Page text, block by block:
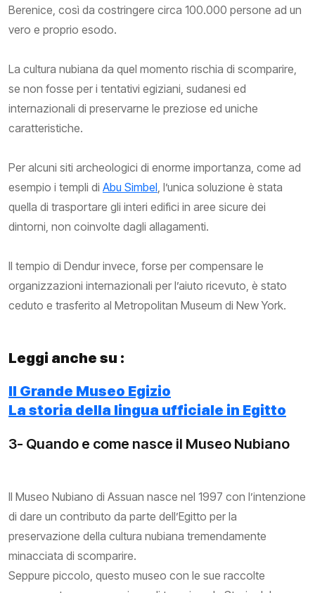
Berenice, così da costringere circa 100.000 persone ad un
vero e proprio esodo.
La cultura nubiana da quel momento rischia di scomparire,
se non fosse per i tentativi egiziani, sudanesi ed
internazionali di preservarne le preziose ed uniche
caratteristiche.
Per alcuni siti archeologici di enorme importanza, come ad
esempio i templi di Abu Simbel, l’unica soluzione è stata
quella di trasportare gli interi edifici in aree sicure dei
dintorni, non coinvolte dagli allagamenti.
Il tempio di Dendur invece, forse per compensare le
organizzazioni internazionali per l’aiuto ricevuto, è stato
ceduto e trasferito al Metropolitan Museum di New York.
Leggi anche su :
Il Grande Museo Egizio
La storia della lingua ufficiale in Egitto
3- Quando e come nasce il Museo Nubiano
Il Museo Nubiano di Assuan nasce nel 1997 con l’intenzione
di dare un contributo da parte dell’Egitto per la
preservazione della cultura nubiana tremendamente
minacciata di scomparire.
Seppure piccolo, questo museo con le sue raccolte